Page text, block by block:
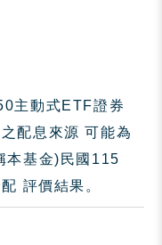
主動式ETF證券
配息來源 可能為
本基金)民國115
評價結果。